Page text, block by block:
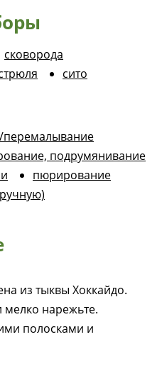
сковорода
сито
перемалывание
подрумянивание
пюрирование
из тыквы Хоккайдо.
мелко нарежьте.
полосками и